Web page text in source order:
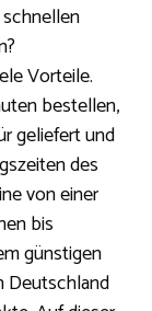
Vorteile.
bestellen,
geliefert und
des
von einer
bis
günstigen
Deutschland